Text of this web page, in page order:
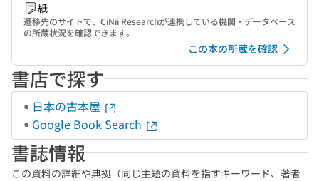
紙
遷移先のサイトで、CiNii Researchが連携している機関・データベース
の所蔵状況を確認できます。
この本の所蔵を確認
書店で探す
日本の古本屋
Google Book Search
書誌情報
この資料の詳細や典拠（同じ主題の資料を指すキーワード、著者